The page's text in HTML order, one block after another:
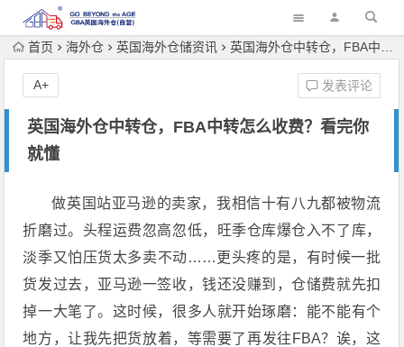
首页 海外仓 英国海外仓储资讯 英国海外仓中转仓，FBA中转怎么收费？看完你就懂
英国海外仓中转仓，FBA中转怎么收费？看完你
就懂
发表评论
A+
做英国站亚马逊的卖家，我相信十有八九都被物流
折磨过。头程运费忽高忽低，旺季仓库爆仓入不了库，
淡季又怕压货太多卖不动……更头疼的是，有时候一批
货发过去，亚马逊一签收，钱还没赚到，仓储费就先扣
掉一大笔了。这时候，很多人就开始琢磨：能不能有个
地方，让我先把货放着，等需要了再发往FBA？诶，这